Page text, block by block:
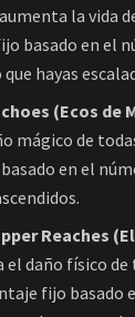
la vida
basado en el
hayas
(Ecos de
mágico de
en el
Reaches
el daño físico
fijo basado